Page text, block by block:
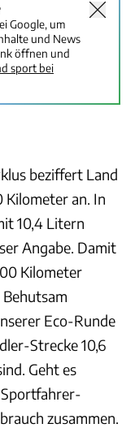
Google, um
und News
öffnen und
sport bei
beziffert Land
Kilometer an. In
10,4 Litern
Angabe. Damit
Kilometer
Eco-Runde
Strecke 10,6
Geht es
zusammen.